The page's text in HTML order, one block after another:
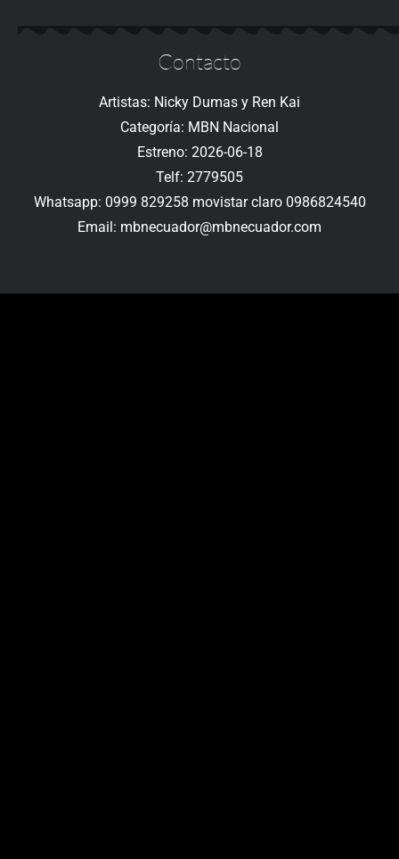
Contacto
Artistas: Nicky Dumas y Ren Kai
Categoría: MBN Nacional
Estreno: 2026-06-18
Telf: 2779505
Whatsapp: 0999 829258 movistar claro 0986824540
Email: mbnecuador@mbnecuador.com